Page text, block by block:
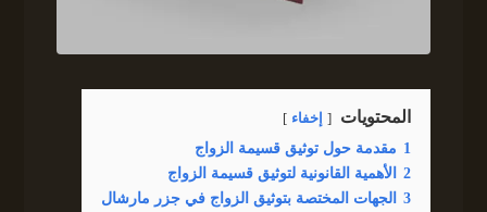
المحتويات إخفاء
1 مقدمة حول توثيق قسيمة الزواج
2
الأهمية القانونية لتوثيق قسيمة الزواج
3
الجهات المختصة بتوثيق الزواج في جزر مارشال